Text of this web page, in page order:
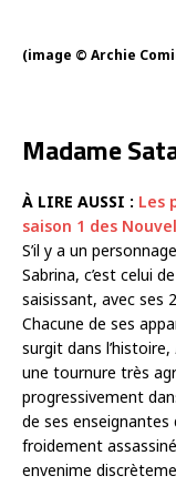
(image © Archie
Madame
À LIRE AUSSI : Les
saison 1 des
S’il y a un
Sabrina, c’est celui de
saisissant, avec ses
Chacune de ses
surgit dans l’histoire,
une tournure très
progressivement
de ses enseignantes
froidement
envenime